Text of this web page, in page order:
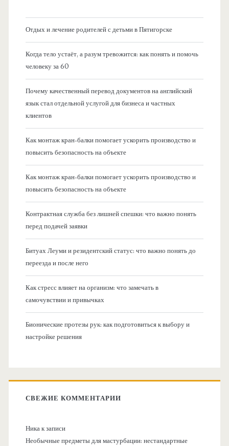
Отдых и лечение родителей с детьми в Пятигорске
Когда тело устаёт, а разум тревожится: как понять и помочь
человеку за 60
Почему качественный перевод документов на английский
язык стал отдельной услугой для бизнеса и частных
клиентов
Как монтаж кран-балки помогает ускорить производство и
повысить безопасность на объекте
Как монтаж кран-балки помогает ускорить производство и
повысить безопасность на объекте
Контрактная служба без лишней спешки: что важно понять
перед подачей заявки
Битуах Леуми и резидентский статус: что важно понять до
переезда и после него
Как стресс влияет на организм: что замечать в
самочувствии и привычках
Бионические протезы рук: как подготовиться к выбору и
настройке решения
СВЕЖИЕ КОММЕНТАРИИ
Никак записи
Необычные предметы для мастурбации: нестандартные